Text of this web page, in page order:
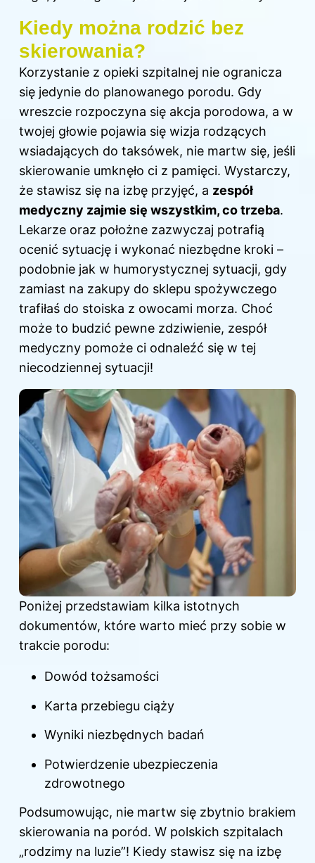
Kiedy można rodzić bez
skierowania?
Korzystanie z opieki szpitalnej nie ogranicza
się jedynie do planowanego porodu. Gdy
wreszcie rozpoczyna się akcja porodowa, a w
twojej głowie pojawia się wizja rodzących
wsiadających do taksówek, nie martw się, jeśli
skierowanie umknęło ci z pamięci. Wystarczy,
że stawisz się na izbę przyjęć, a zespół
medyczny zajmie się wszystkim, co trzeba.
Lekarze oraz położne zazwyczaj potrafią
ocenić sytuację i wykonać niezbędne kroki –
podobnie jak w humorystycznej sytuacji, gdy
zamiast na zakupy do sklepu spożywczego
trafiłaś do stoiska z owocami morza. Choć
może to budzić pewne zdziwienie, zespół
medyczny pomoże ci odnaleźć się w tej
niecodziennej sytuacji!
Poniżej przedstawiam kilka istotnych
dokumentów, które warto mieć przy sobie w
trakcie porodu:
Dowód tożsamości
Karta przebiegu ciąży
Wyniki niezbędnych badań
Potwierdzenie ubezpieczenia
zdrowotnego
Podsumowując, nie martw się zbytnio brakiem
skierowania na poród. W polskich szpitalach
„rodzimy na luzie”! Kiedy stawisz się na izbę